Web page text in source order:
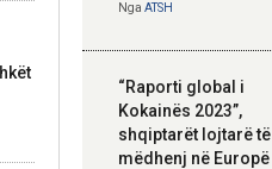
Nga ATSH
“Raporti global i
Kokainës 2023”,
shqiptarët lojtarë të
mëdhenj në Europë